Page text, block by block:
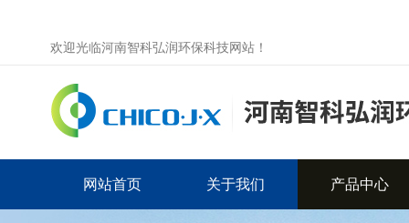
欢迎光临河南智科弘润环保科技网站！
网站首页 关于我们 产品中心